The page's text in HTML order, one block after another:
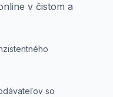
v čistom a
so